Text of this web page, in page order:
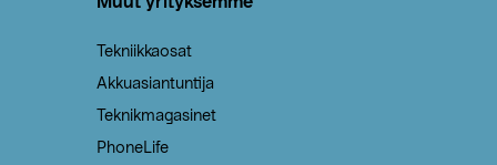
Tekniikkaosat
Akkuasiantuntija
Teknikmagasinet
PhoneLife